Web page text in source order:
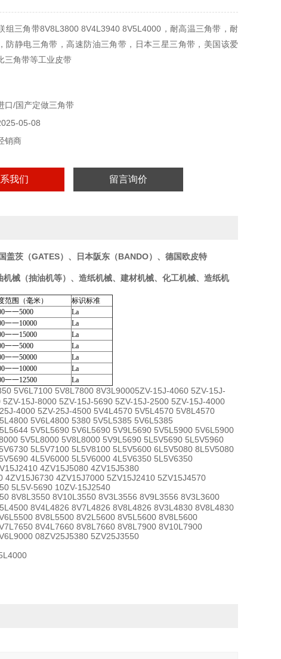
组三角带8V8L3800 8V4L3940 8V5L4000，耐高温三角带，耐
防静电三角带，高速防油三角带，日本三星三角带，美国该爱
三角带等工业皮带
口/国产定做三角带
05-08
销商
我们 留言询价
盖茨（GATES）、日本阪东（BANDO）、德国欧皮特
械（抽油机等）、造纸机械、建材机械、化工机械、造纸机
范围（毫米）
标识标准
一一5000
La
一一10000
La
一一15000
La
一一5000
La
一一50000
La
一一10000
La
一一12500 La
5V6L7100 5V8L7800 8V3L90005ZV-15J-4060 5ZV-15J-
15J-8000 5ZV-15J-5690 5ZV-15J-2500 5ZV-15J-4000
4000 5ZV-25J-4500 5V4L4570 5V5L4570 5V8L4570
5V6L4800 5380 5V5L5385 5V6L5385
5V5L5690 5V6L5690 5V9L5690 5V5L5900 5V6L5900
5V5L8000 5V8L8000 5V9L5690 5L5V5690 5L5V5960
5L5V7100 5L5V8100 5L5V5600 6L5V5080 8L5V5080
4L5V6000 5L5V6000 4L5V6350 5L5V6350
4ZV15J5080 4ZV15J5380
4ZV15J7000 5ZV15J2410 5ZV15J4570
5L5V-5690 10ZV-15J2540
8V8L3550 8V10L3550 8V3L3556 8V9L3556 8V3L3600
8V4L4826 8V7L4826 8V8L4826 8V3L4830 8V8L4830
8V8L5500 8V2L5600 8V5L5600 8V8L5600
8V4L7660 8V8L7660 8V8L7900 8V10L7900
08ZV25J5380 5ZV25J3550